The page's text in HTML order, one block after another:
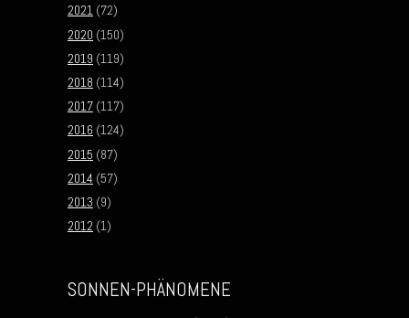
2021 (72)
2020 (150)
2019 (119)
2018 (114)
2017 (117)
2016 (124)
2015 (87)
2014 (57)
2013 (9)
2012 (1)
SONNEN-PHÄNOMENE